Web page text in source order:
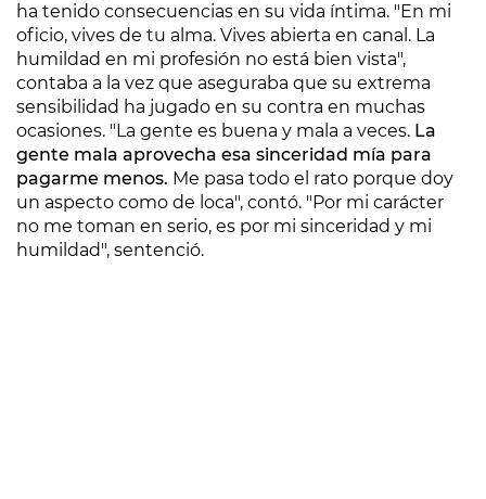
ha tenido consecuencias en su vida íntima. "En mi
oficio, vives de tu alma. Vives abierta en canal. La
humildad en mi profesión no está bien vista",
contaba a la vez que aseguraba que su extrema
sensibilidad ha jugado en su contra en muchas
ocasiones. "La gente es buena y mala a veces. La
gente mala aprovecha esa sinceridad mía para
pagarme menos. Me pasa todo el rato porque doy
un aspecto como de loca", contó. "Por mi carácter
no me toman en serio, es por mi sinceridad y mi
humildad", sentenció.